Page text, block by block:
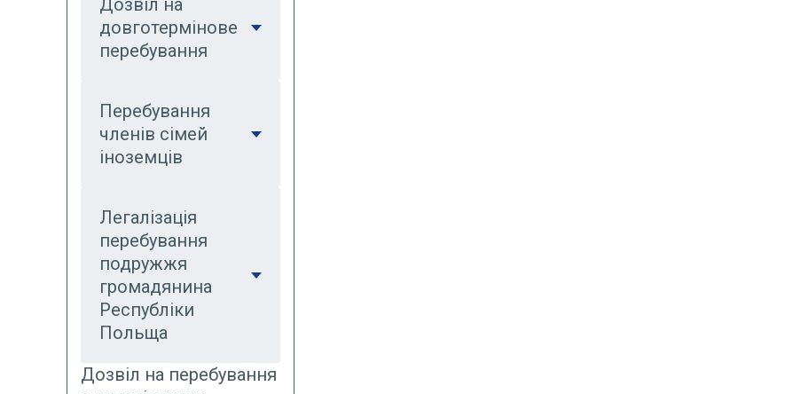
Дозвіл на
довготермінове
перебування
Перебування
членів сімей
іноземців
Легалізація
перебування
подружжя
громадянина
Республіки
Польща
Дозвіл на перебування